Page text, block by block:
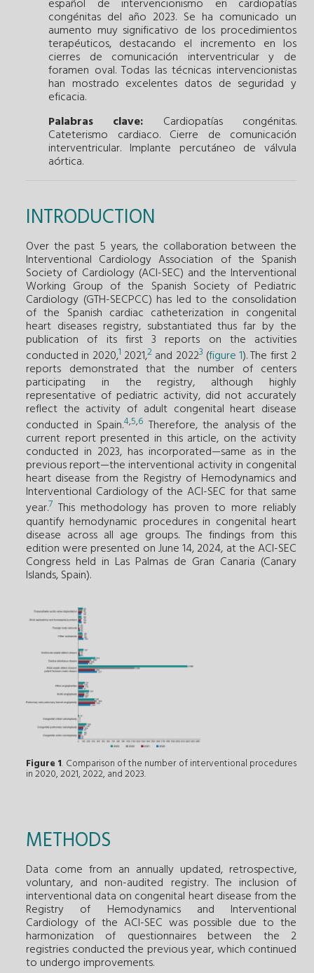
español de intervencionismo en cardiopatías
congénitas del año 2023. Se ha comunicado un
aumento muy significativo de los procedimientos
terapéuticos, destacando el incremento en los
cierres de comunicación interventricular y de
foramen oval. Todas las técnicas intervencionistas
han mostrado excelentes datos de seguridad y
eficacia.
Palabras clave:
Cardiopatías congénitas.
Cateterismo cardiaco. Cierre de comunicación
interventricular. Implante percutáneo de válvula
aórtica.
INTRODUCTION
Over the past 5 years, the collaboration between the
Interventional Cardiology Association of the Spanish
Society of Cardiology (ACI-SEC) and the Interventional
Working Group of the Spanish Society of Pediatric
Cardiology (GTH-SECPCC) has led to the consolidation
of the Spanish cardiac catheterization in congenital
heart diseases registry, substantiated thus far by the
publication of its first 3 reports on the activities
conducted in 2020,1 2021,2and 20223 (figure 1). The first 2
reports demonstrated that the number of centers
participating in the registry, although highly
representative of pediatric activity, did not accurately
reflect the activity of adult congenital heart disease
conducted in Spain.4,5,6 Therefore, the analysis of the
current report presented in this article, on the activity
conducted in 2023, has incorporated—same as in the
previous report—the interventional activity in congenital
heart disease from the Registry of Hemodynamics and
Interventional Cardiology of the ACI-SEC for that same
year.7 This methodology has proven to more reliably
quantify hemodynamic procedures in congenital heart
disease across all age groups. The findings from this
edition were presented on June 14, 2024, at the ACI-SEC
Congress held in Las Palmas de Gran Canaria (Canary
Islands, Spain).
Figure 1. Comparison of the number of interventional procedures
in 2020, 2021, 2022, and 2023.
METHODS
Data come from an annually updated, retrospective,
voluntary, and non-audited registry. The inclusion of
interventional data on congenital heart disease from the
Registry of Hemodynamics and Interventional
Cardiology of the ACI-SEC was possible due to the
harmonization of questionnaires between the 2
registries conducted the previous year, which continued
to undergo improvements.